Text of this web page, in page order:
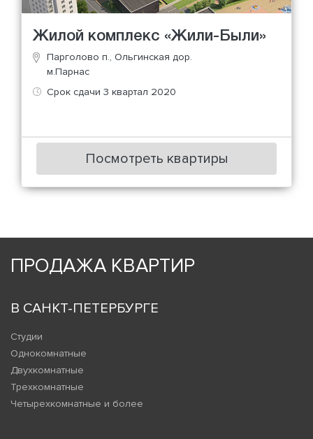
Жилой комплекс «Жили-Были»
Парголово п., Ольгинская дор.
м.Парнас
Срок сдачи 3 квартал 2020
Посмотреть квартиры
ПРОДАЖА КВАРТИР
В САНКТ-ПЕТЕРБУРГЕ
Студии
Однокомнатные
Двухкомнатные
Трехкомнатные
Четырехкомнатные и более